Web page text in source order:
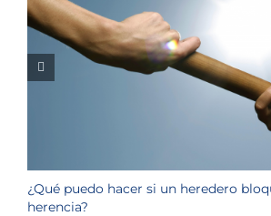
¿Qué puedo hacer si un heredero
herencia?